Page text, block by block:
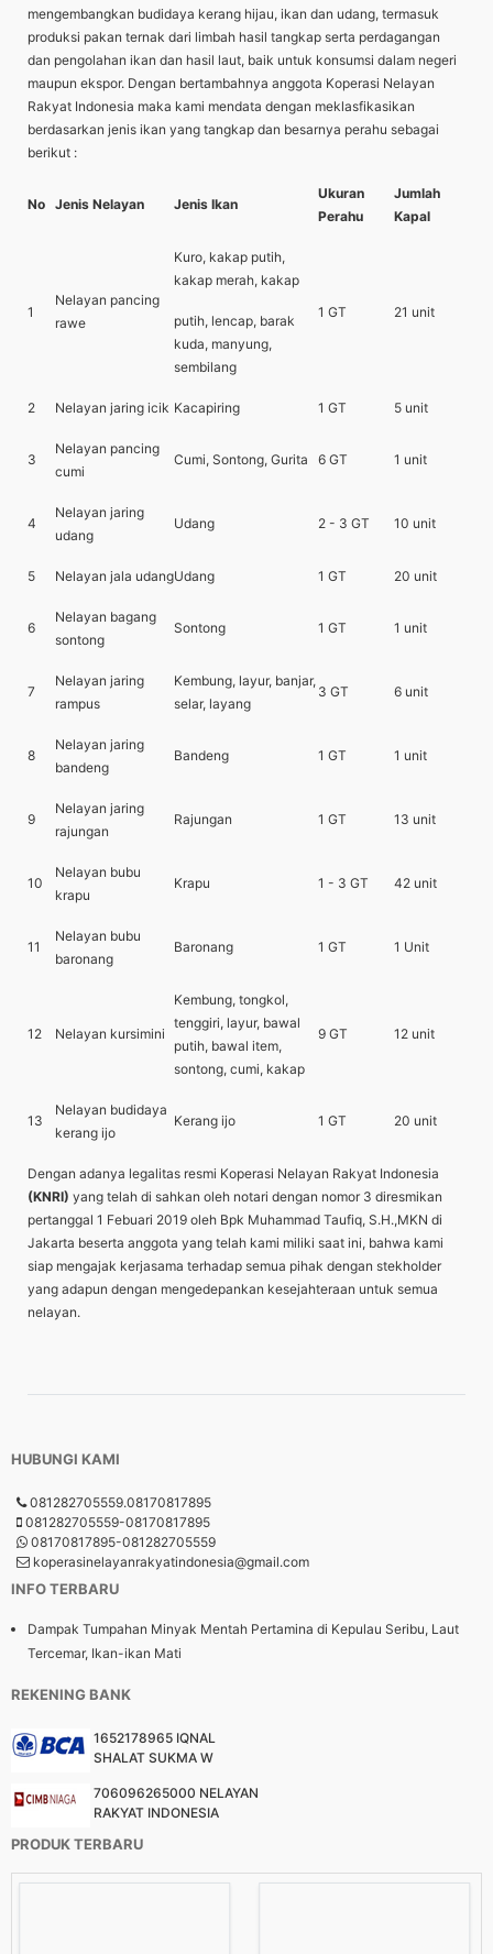
mengembangkan budidaya kerang hijau, ikan dan udang, termasuk
produksi pakan ternak dari limbah hasil tangkap serta perdagangan
dan pengolahan ikan dan hasil laut, baik untuk konsumsi dalam negeri
maupun ekspor. Dengan bertambahnya anggota Koperasi Nelayan
Rakyat Indonesia maka kami mendata dengan meklasfikasikan
berdasarkan jenis ikan yang tangkap dan besarnya perahu sebagai
berikut :
No Jenis Nelayan Jenis Ikan
Ukuran
Perahu
Jumlah
Kapal
1
Nelayan pancing
rawe
Kuro, kakap putih,
kakap merah, kakap
putih, lencap, barak
kuda, manyung,
sembilang
1 GT 21 unit
2 Nelayan jaring icik Kacapiring 1 GT 5 unit
3
Nelayan pancing
cumi
Cumi, Sontong, Gurita 6 GT 1 unit
4
Nelayan jaring
udang
Udang 2 - 3 GT 10 unit
5 Nelayan jala udangUdang 1 GT 20 unit
6
Nelayan bagang
sontong
Sontong 1 GT 1 unit
7
Nelayan jaring
rampus
Kembung, layur, banjar,
selar, layang
3 GT 6 unit
8
Nelayan jaring
bandeng
Bandeng 1 GT 1 unit
9
Nelayan jaring
rajungan
Rajungan 1 GT 13 unit
10
Nelayan bubu
krapu
Krapu 1 - 3 GT 42 unit
11
Nelayan bubu
baronang
Baronang 1 GT 1 Unit
12 Nelayan kursimini
Kembung, tongkol,
tenggiri, layur, bawal
putih, bawal item,
sontong, cumi, kakap
9 GT 12 unit
13
Nelayan budidaya
kerang ijo
Kerang ijo 1 GT 20 unit
Dengan adanya legalitas resmi Koperasi Nelayan Rakyat Indonesia
(KNRI) yang telah di sahkan oleh notari dengan nomor 3 diresmikan
pertanggal 1 Febuari 2019 oleh Bpk Muhammad Taufiq, S.H.,MKN di
Jakarta beserta anggota yang telah kami miliki saat ini, bahwa kami
siap mengajak kerjasama terhadap semua pihak dengan stekholder
yang adapun dengan mengedepankan kesejahteraan untuk semua
nelayan.
HUBUNGI KAMI
081282705559.08170817895
081282705559-08170817895
08170817895-081282705559
koperasinelayanrakyatindonesia@gmail.com
INFO TERBARU
Dampak Tumpahan Minyak Mentah Pertamina di Kepulau Seribu, Laut
Tercemar, Ikan-ikan Mati
REKENING BANK
1652178965 IQNAL
SHALAT SUKMA W
706096265000 NELAYAN
RAKYAT INDONESIA
PRODUK TERBARU